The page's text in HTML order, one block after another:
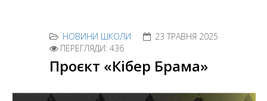
НОВИНИ ШКОЛИ
23 ТРАВНЯ 2025
ПЕРЕГЛЯДИ: 436
Проєкт «Кібер Брама»